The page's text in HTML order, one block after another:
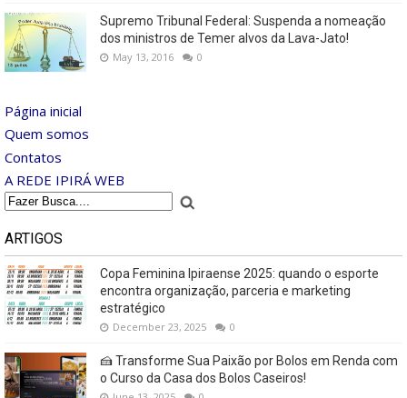
Supremo Tribunal Federal: Suspenda a nomeação
dos ministros de Temer alvos da Lava-Jato!
May 13, 2016 0
Página inicial
Quem somos
Contatos
A REDE IPIRÁ WEB
ARTIGOS
Copa Feminina Ipiraense 2025: quando o esporte
encontra organização, parceria e marketing
estratégico
December 23, 2025 0
🍰 Transforme Sua Paixão por Bolos em Renda com
o Curso da Casa dos Bolos Caseiros!